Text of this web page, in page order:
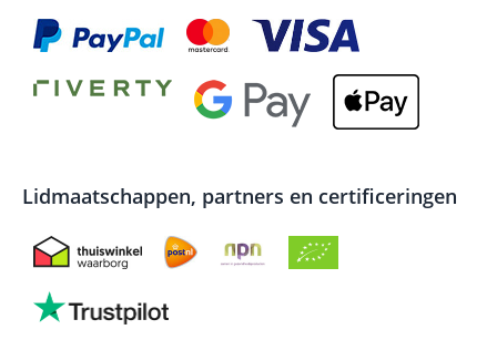
Lidmaatschappen, partners en certificeringen